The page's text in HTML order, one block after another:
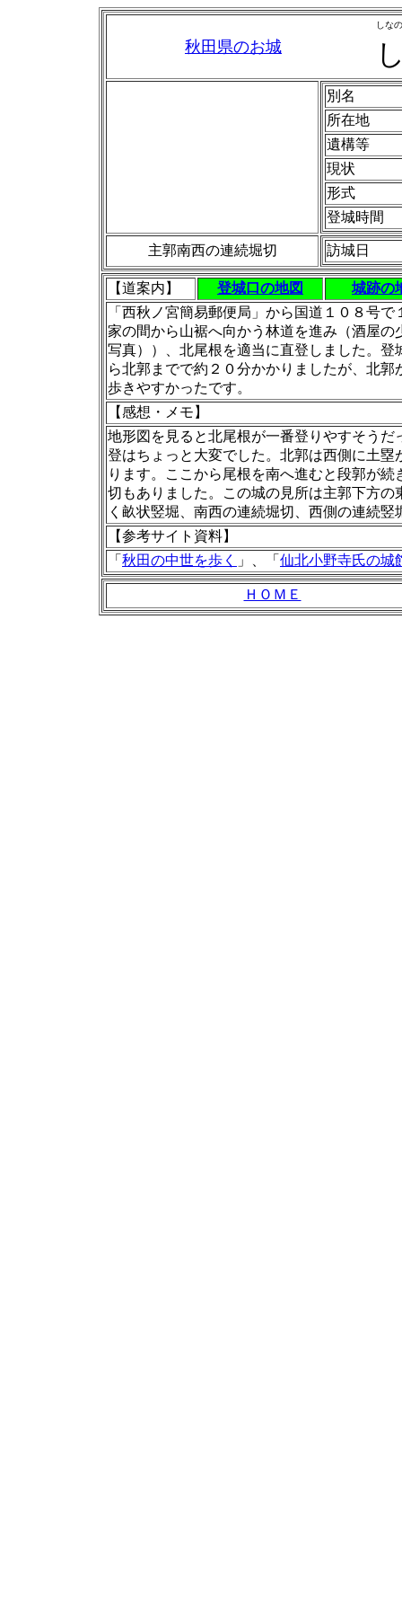
秋田県のお城
しな
別名
所在地
遺構等
現状
形式
登城時間
主郭南西の連続堀切 訪城日
【道案内】 登城口の地図
城跡の
「西秋ノ宮簡易郵便局」から国道１０８号
家の間から山裾へ向かう林道を進み（酒屋の
写真））、北尾根を適当に直登しました。登
ら北郭までで約２０分かかりましたが、北郭
歩きやすかったです。
【感想・メモ】
地形図を見ると北尾根が一番登りやすそうだ
登はちょっと大変でした。北郭は西側に土塁
ります。ここから尾根を南へ進むと段郭が
切もありました。この城の見所は主郭下方の
く畝状竪堀、南西の連続堀切、西側の連続竪
【参考サイト資料】
「 秋田の中世を歩く 」、「 仙北小野寺氏の城
ＨＯＭＥ